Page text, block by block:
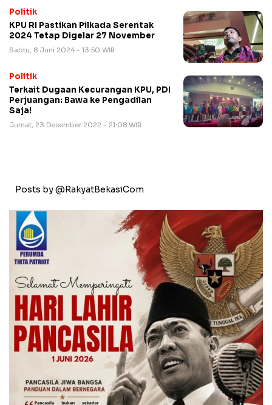
Politik
KPU RI Pastikan Pilkada Serentak
2024 Tetap Digelar 27 November
Sabtu, 8 Juni 2024 - 13:50 WIB
Politik
Terkait Dugaan Kecurangan KPU, PDI
Perjuangan: Bawa ke Pengadilan
Saja!
Jumat, 23 Desember 2022 - 21:08 WIB
Posts by @RakyatBekasiCom